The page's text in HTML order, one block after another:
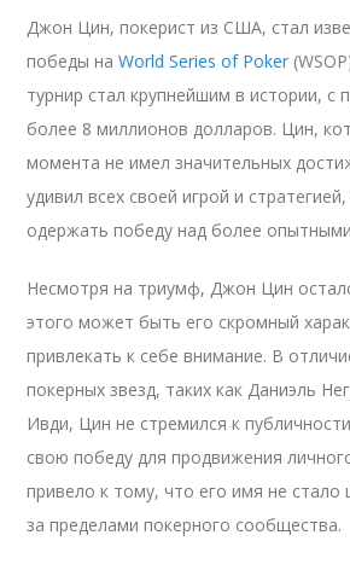
Джон Цин, покерист из США, стал
победы наWorld Series of Poker
турнир стал крупнейшим в истории,
более 8 миллионов долларов. Цин,
момента не имел значительных
удивил всех своей игрой и
одержать победу над более
Несмотря на триумф, Джон Цин
этого может быть его скромный
привлекать к себе внимание. В
покерных звезд, таких как Даниэль
Ивди, Цин не стремился к
свою победу для продвижения
привело к тому, что его имя не
за пределами покерного сообщества.